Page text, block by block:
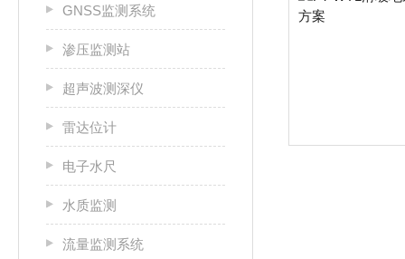
GNSS监测系统
渗压监测站
超声波测深仪
雷达位计
电子水尺
水质监测
流量监测系统